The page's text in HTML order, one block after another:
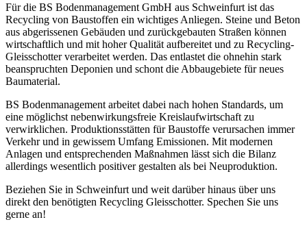
Für die BS Bodenmanagement GmbH aus Schweinfurt ist das
Recycling von Baustoffen ein wichtiges Anliegen. Steine und Beton
aus abgerissenen Gebäuden und zurückgebauten Straßen können
wirtschaftlich und mit hoher Qualität aufbereitet und zu Recycling-
Gleisschotter verarbeitet werden. Das entlastet die ohnehin stark
beanspruchten Deponien und schont die Abbaugebiete für neues
Baumaterial.
BS Bodenmanagement arbeitet dabei nach hohen Standards, um
eine möglichst nebenwirkungsfreie Kreislaufwirtschaft zu
verwirklichen. Produktionsstätten für Baustoffe verursachen immer
Verkehr und in gewissem Umfang Emissionen. Mit modernen
Anlagen und entsprechenden Maßnahmen lässt sich die Bilanz
allerdings wesentlich positiver gestalten als bei Neuproduktion.
Beziehen Sie in Schweinfurt und weit darüber hinaus über uns
direkt den benötigten Recycling Gleisschotter. Spechen Sie uns
gerne an!